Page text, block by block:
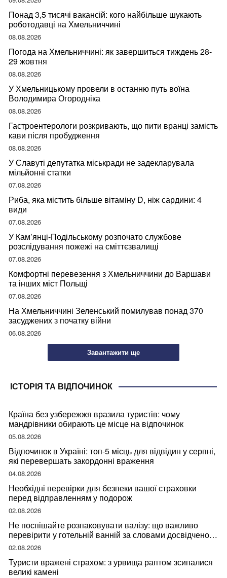
Понад 3,5 тисячі вакансій: кого найбільше шукають
роботодавці на Хмельниччині
08.08.2026
Погода на Хмельниччині: як завершиться тиждень 28-
29 жовтня
08.08.2026
У Хмельницькому провели в останню путь воїна
Володимира Огородніка
08.08.2026
Гастроентерологи розкривають, що пити вранці замість
кави після пробудження
08.08.2026
У Славуті депутатка міськради не задекларувала
мільйонні статки
07.08.2026
Риба, яка містить більше вітаміну D, ніж сардини: 4
види
07.08.2026
У Кам’янці-Подільському розпочато службове
розслідування пожежі на сміттєзвалищі
07.08.2026
Комфортні перевезення з Хмельниччини до Варшави
та інших міст Польщі
07.08.2026
На Хмельниччині Зеленський помилував понад 370
засуджених з початку війни
06.08.2026
Завантажити ще
ІСТОРІЯ ТА ВІДПОЧИНОК
Країна без узбережжя вразила туристів: чому
мандрівники обирають це місце на відпочинок
05.08.2026
Відпочинок в Україні: топ-5 місць для відвідин у серпні,
які перевершать закордонні враження
04.08.2026
Необхідні перевірки для безпеки вашої страховки
перед відправленням у подорож
02.08.2026
Не поспішайте розпаковувати валізу: що важливо
перевірити у готельній ванній за словами досвідченої
мандрівниці
02.08.2026
Туристи вражені страхом: з урвища раптом зсипалися
великі камені